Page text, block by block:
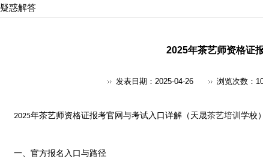
疑惑解答
2025年茶艺师资格证
发表日期：2025-04-26 浏览次数：
2025年茶艺师资格证报考官网与考试入口详解（天晟茶艺培训 学校）‌
一、官方报名入口与路径